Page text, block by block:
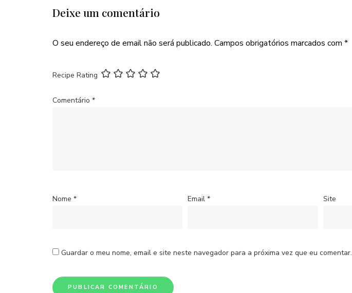
Deixe um comentário
O seu endereço de email não será publicado. Campos obrigatórios marcados com *
Recipe Rating
Comentário *
Nome * Email* Site
Guardar o meu nome, email e site neste navegador para a próxima vez que eu comentar.